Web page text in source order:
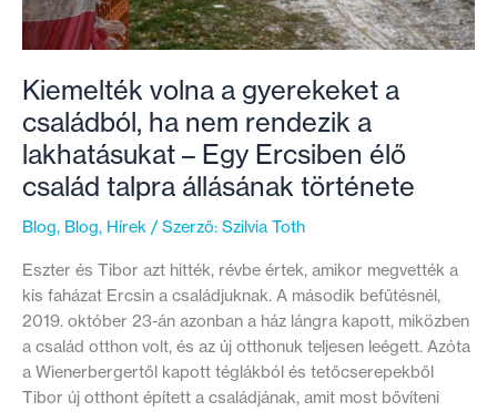
Kiemelték volna a gyerekeket a
családból, ha nem rendezik a
lakhatásukat – Egy Ercsiben élő
család talpra állásának története
Blog, Blog, Hírek / Szerző: Szilvia Toth
Eszter és Tibor azt hitték, révbe értek, amikor megvették a
kis faházat Ercsin a családjuknak. A második befűtésnél,
2019. október 23-án azonban a ház lángra kapott, miközben
a család otthon volt, és az új otthonuk teljesen leégett. Azóta
a Wienerbergertől kapott téglákból és tetőcserepekből
Tibor új otthont épített a családjának, amit most bővíteni